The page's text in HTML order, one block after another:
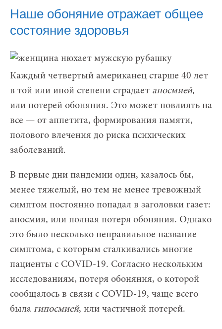
Наше обоняние отражает общее
состояние здоровья
Каждый четвертый американец старше 40 лет
в той или иной степени страдает аносмией,
или потерей обоняния. Это может повлиять на
все — от аппетита, формирования памяти,
полового влечения до риска психических
заболеваний.
В первые дни пандемии один, казалось бы,
менее тяжелый, но тем не менее тревожный
симптом постоянно попадал в заголовки газет:
аносмия, или полная потеря обоняния. Однако
это было несколько неправильное название
симптома, с которым сталкивались многие
пациенты с COVID-19. Согласно нескольким
исследованиям, потеря обоняния, о которой
сообщалось в связи с COVID-19, чаще всего
была гипосмией, или частичной потерей.